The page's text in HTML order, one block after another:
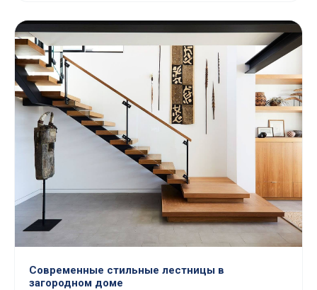
Современные стильные лестницы в
загородном доме